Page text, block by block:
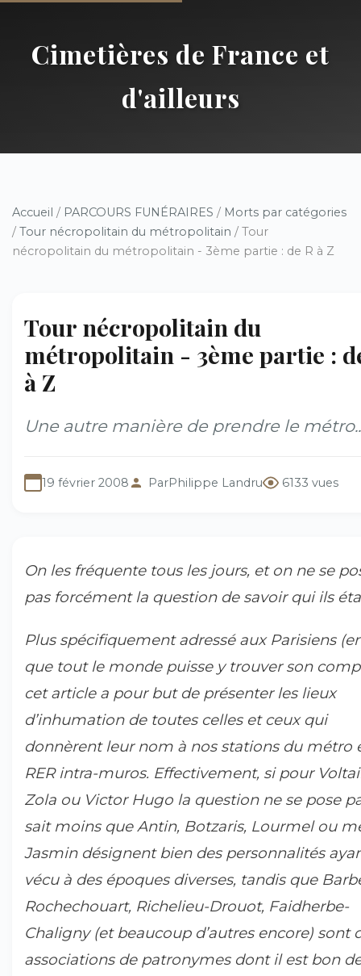
Cimetières de France et
d'ailleurs
Accueil / PARCOURS FUNÉRAIRES / Morts par catégories
/ Tour nécropolitain du métropolitain / Tour
nécropolitain du métropolitain - 3ème partie : de R à Z
Tour nécropolitain du
métropolitain - 3ème partie :
à Z
Une autre manière de prendre le
19 février 2008 ParPhilippe Landru 6133 vues
On les fréquente tous les jours, et on ne se
pas forcément la question de savoir qui ils
Plus spécifiquement adressé aux Parisiens
que tout le monde puisse y trouver son
cet article a pour but de présenter les lieux
d’inhumation de toutes celles et ceux qui
donnèrent leur nom à nos stations du métro
RER intra-muros. Effectivement, si pour
Zola ou Victor Hugo la question ne se pose
sait moins que Antin, Botzaris, Lourmel ou
Jasmin désignent bien des personnalités
vécu à des époques diverses, tandis que
Rochechouart, Richelieu-Drouot, Faidherbe-
Chaligny (et beaucoup d’autres encore) sont
associations de patronymes dont il est bon